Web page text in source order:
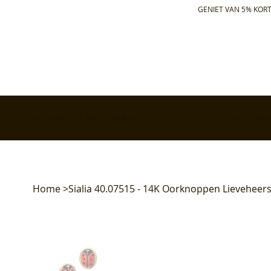
GENIET VAN 5%
Home>Sialia 40.07515 - 14K Oorknoppen